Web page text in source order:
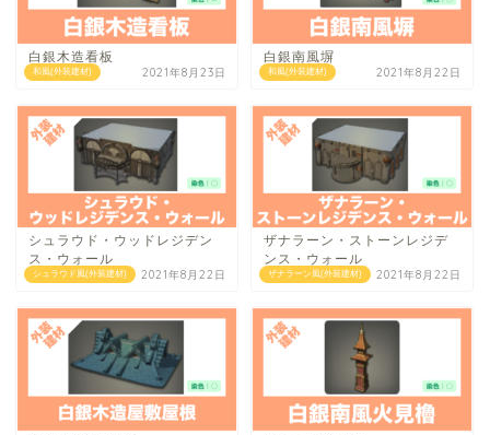
和風(外装建材)
白銀木造看板
2021年8月23日 和風(外装建材)
白銀南風塀
2021年8月22日
シュラウド風(外装建材)
シュラウド・ウッドレジデン
ス・ウォール
2021年8月22日 ザナラーン風(外装建材)
ザナラーン・ストーンレジデ
ンス・ウォール
2021年8月22日